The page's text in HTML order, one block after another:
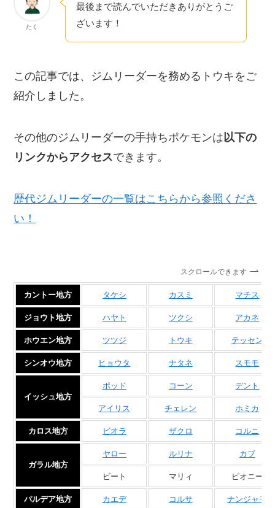
たく
最後まで読んでいただきありがとうご
ざいます！
この記事では、ジムリーダーを務めるトウキをご
紹介しました。
その他のジムリーダーの手持ちポケモンは以下の
リンクからアクセスできます。
歴代ジムリーダーの一覧はこちらから参照くださ
い！
スクロールできます
カントー地方 タケシ カスミ マチス
ジョウト地方 ハヤト ツクシ アカネ
ホウエン地方 ツツジ トウキ テッセン
シンオウ地方 ヒョウタ ナタネ スモモ
イッシュ地方
ポッド コーン デント
アイリス チェレン ホミカ
カロス地方 ビオラ ザクロ コルニ
ガラル地方
ヤロー ルリナ カブ
ビート マリィ ピオニー
パルデア地方 カエデ コルサ ナンジャモ